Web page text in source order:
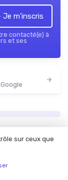
m'inscris
contacté(e) à
et ses
sur ceux que